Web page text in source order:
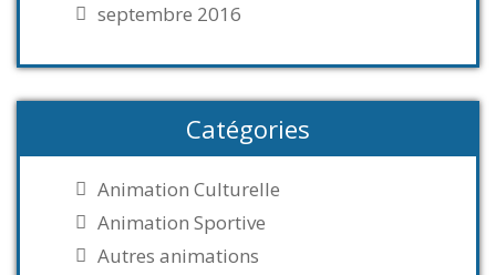
septembre 2016
Catégories
Animation Culturelle
Animation Sportive
Autres animations